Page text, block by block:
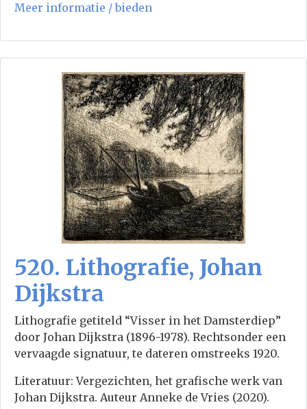
Meer informatie / bieden
520. Lithografie, Johan
Dijkstra
Lithografie getiteld “Visser in het Damsterdiep”
door Johan Dijkstra (1896-1978). Rechtsonder een
vervaagde signatuur, te dateren omstreeks 1920.
Literatuur: Vergezichten, het grafische werk van
Johan Dijkstra. Auteur Anneke de Vries (2020).